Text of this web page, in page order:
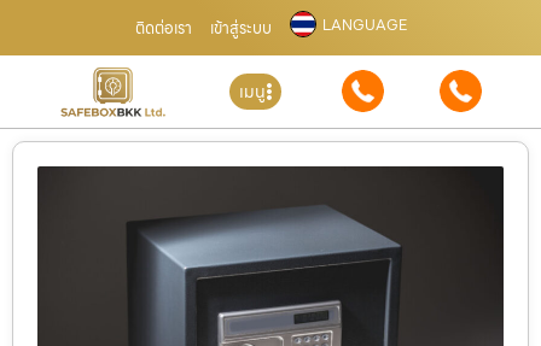
ติดต่อเรา เข้าสู่ระบบ LANGUAGE
เมนู